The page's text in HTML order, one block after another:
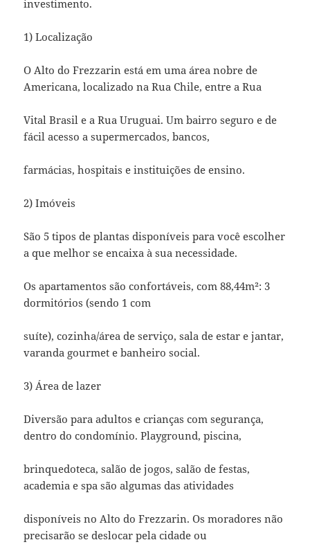
investimento.
1) Localização
O Alto do Frezzarin está em uma área nobre de
Americana, localizado na Rua Chile, entre a Rua
Vital Brasil e a Rua Uruguai. Um bairro seguro e de
fácil acesso a supermercados, bancos,
farmácias, hospitais e instituições de ensino.
2) Imóveis
São 5 tipos de plantas disponíveis para você escolher
a que melhor se encaixa à sua necessidade.
Os apartamentos são confortáveis, com 88,44m²: 3
dormitórios (sendo 1 com
suíte), cozinha/área de serviço, sala de estar e jantar,
varanda gourmet e banheiro social.
3) Área de lazer
Diversão para adultos e crianças com segurança,
dentro do condomínio. Playground, piscina,
brinquedoteca, salão de jogos, salão de festas,
academia e spa são algumas das atividades
disponíveis no Alto do Frezzarin. Os moradores não
precisarão se deslocar pela cidade ou